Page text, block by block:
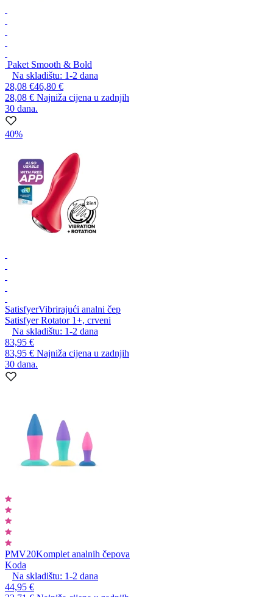
Paket Smooth & Bold
Na skladištu: 1-2 dana
28,08 €46,80 €
28,08 € Najniža cijena u zadnjih
30 dana.
40%
SatisfyerVibrirajući analni čep
Satisfyer Rotator 1+, crveni
Na skladištu: 1-2 dana
83,95 €
83,95 € Najniža cijena u zadnjih
30 dana.
PMV20Komplet analnih čepova
Koda
Na skladištu: 1-2 dana
44,95 €